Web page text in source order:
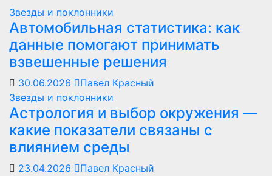
Звезды и поклонники
Автомобильная статистика: как
данные помогают принимать
взвешенные решения
30.06.2026
Павел Красный
Звезды и поклонники
Астрология и выбор окружения —
какие показатели связаны с
влиянием среды
23.04.2026
Павел Красный